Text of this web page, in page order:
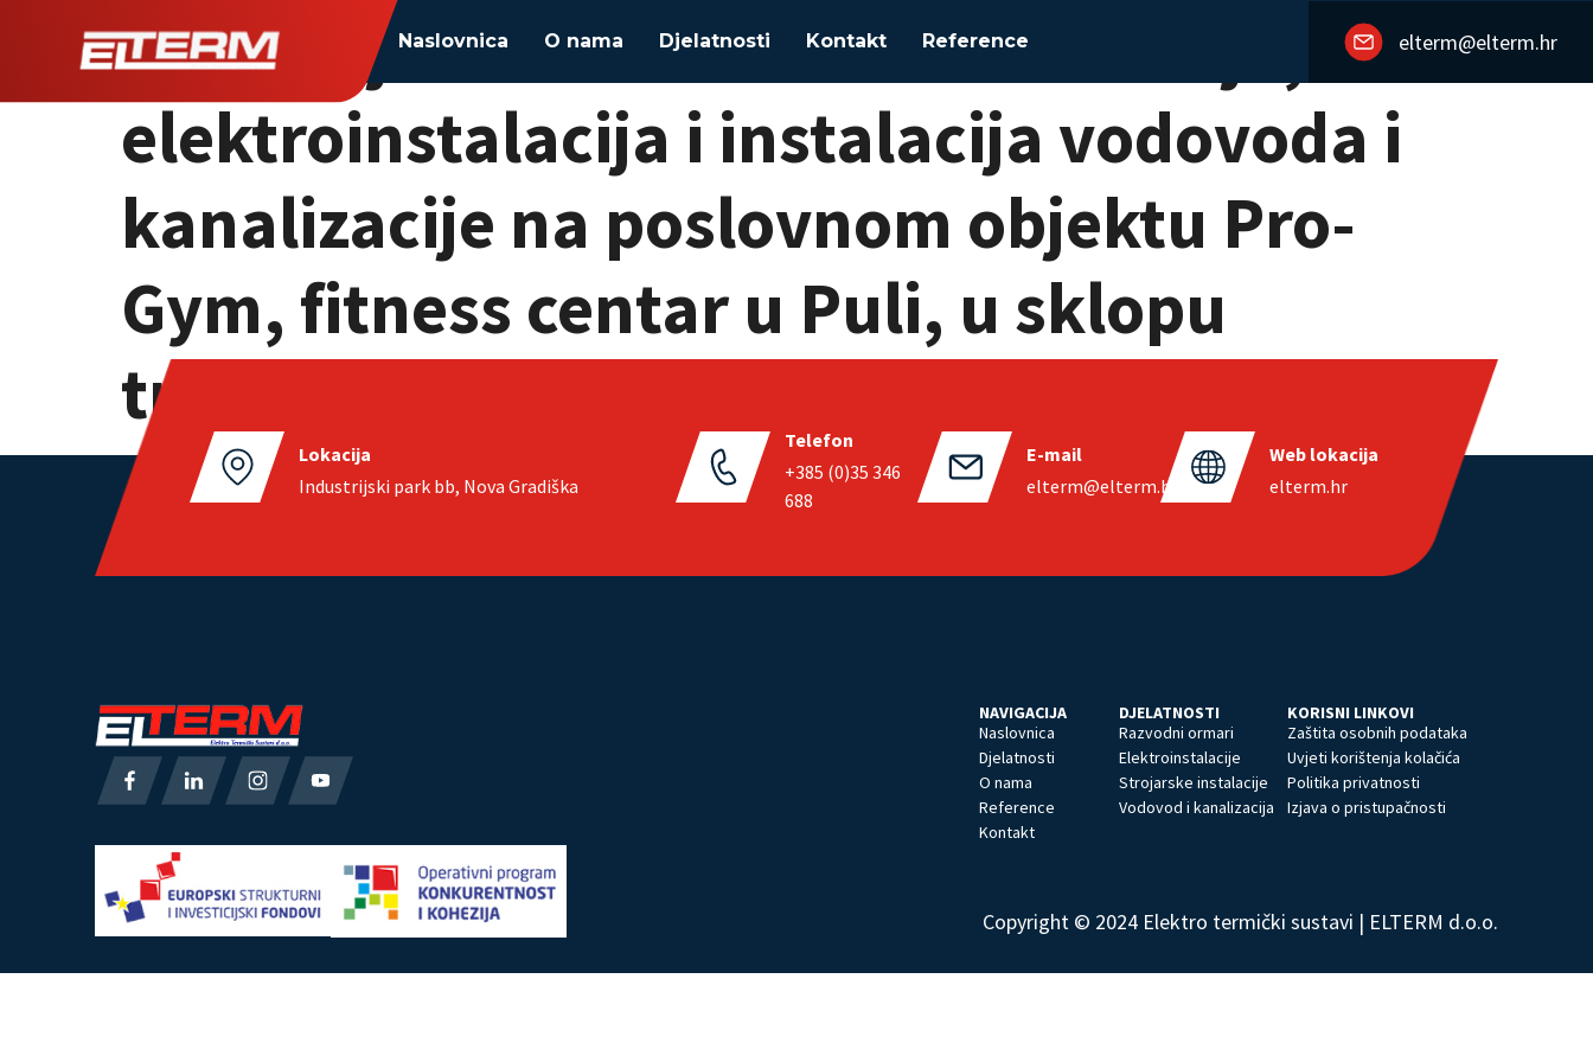
Naslovnica O nama Djelatnosti Kontakt Reference elterm@elterm.hr
Izvođenje termo tehničkih instalacija,
elektroinstalacija i instalacija vodovoda i
kanalizacije na poslovnom objektu Pro-
Gym, fitness centar u Puli, u sklopu
trgovačkog centra Pula City Mall.
Lokacija
Industrijski park bb, Nova Gradiška
Telefon
+385 (0)35 346
688
E-mail
elterm@elterm.hr
Web lokacija
elterm.hr
NAVIGACIJA
Naslovnica
Djelatnosti
O nama
Reference
Kontakt
DJELATNOSTI
Razvodni ormari
Elektroinstalacije
Strojarske instalacije
Vodovod i kanalizacija
KORISNI LINKOVI
Zaštita osobnih podataka
Uvjeti korištenja kolačića
Politika privatnosti
Izjava o pristupačnosti
Copyright © 2024 Elektro termički sustavi | ELTERM d.o.o.